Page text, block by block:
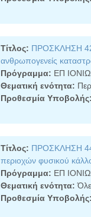
Τίτλος: ΠΡΟΣΚΛΗΣΗ 42:
ανθρωπογενείς
Πρόγραμμα: ΕΠ
Θεματική ενότητα:
Προθεσμία Υποβολής:
Τίτλος: ΠΡΟΣΚΛΗΣΗ 44:
περιοχών φυσικού
Πρόγραμμα: ΕΠ
Θεματική ενότητα:
Προθεσμία Υποβολής: